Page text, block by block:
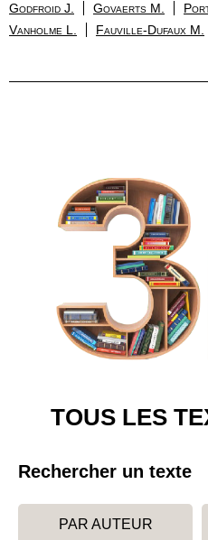
Godfroid J.
Govaerts M.
Vanholme L.
Fauville-Dufaux M.
TOUS LES
Rechercher un texte
PAR AUTEUR